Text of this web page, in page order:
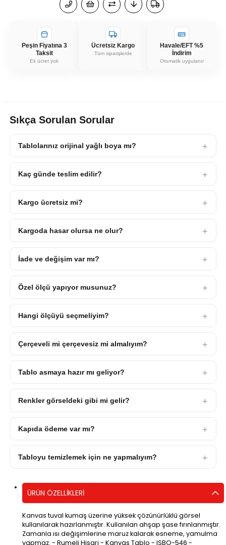
Peşin Fiyatına 3
Taksit
Ek ücret yok
Ücretsiz Kargo
Tüm siparişlerde
Havale/EFT %5
İndirim
Otomatik uygulanır
Sıkça Sorulan Sorular
Tablolarınız orijinal yağlı boya mı?
Kaç günde teslim edilir?
Kargo ücretsiz mi?
Kargoda hasar olursa ne olur?
İade ve değişim var mı?
Özel ölçü yapıyor musunuz?
Hangi ölçüyü seçmeliyim?
Çerçeveli mi çerçevesiz mi almalıyım?
Tablo asmaya hazır mı geliyor?
Renkler görseldeki gibi mi gelir?
Kapıda ödeme var mı?
Tabloyu temizlemek için ne yapmalıyım?
ÜRÜN ÖZELLIKLERI
Kanvas tuval kumaş üzerine yüksek çözünürlüklü görsel
kullanılarak hazırlanmıştır. Kullanılan ahşap şase fırınlanmıştır.
Zamanla ısı değişimlerine maruz kalarak esneme, yamulma
yapmaz. - Rumeli Hisarı - Kanvas Tablo - ISBO-546 -